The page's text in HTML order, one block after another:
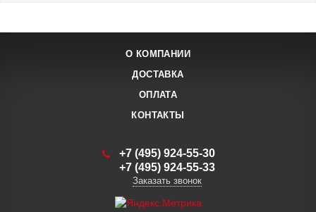
О КОМПАНИИ
ДОСТАВКА
ОПЛАТА
КОНТАКТЫ
+7 (495) 924-55-30
+7 (495) 924-55-33
Заказать звонок